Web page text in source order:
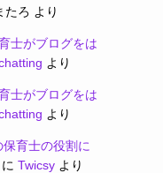
たろ より
士がブログをは
より
士がブログをは
より
保育士の役割に
に Twicsy より